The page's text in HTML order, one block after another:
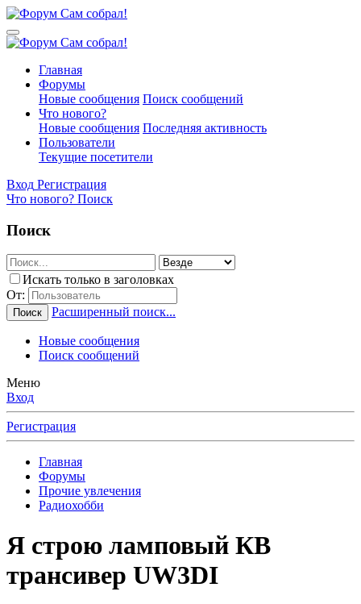
Главная
Форумы
Новые сообщения Поиск сообщений
Что нового?
Новые сообщения Последняя активность
Пользователи
Текущие посетители
Вход Регистрация
Что нового? Поиск
Поиск
Искать только в заголовках
От:
Поиск Расширенный поиск...
Новые сообщения
Поиск сообщений
Меню
Вход
Регистрация
Главная
Форумы
Прочие увлечения
Радиохобби
Я строю ламповый КВ
трансивер UW3DI